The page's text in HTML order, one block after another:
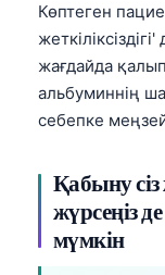
Көптеген
жағдайда
альбуминнің
себепке
Қабыну
жүрсеңіз
мүмкін
Kiswahili
አማርኛ
O‘zbekcha
Català
Suomi
Hrvatski